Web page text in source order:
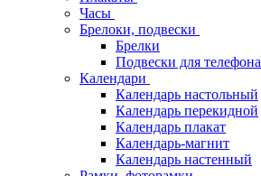
Часы
Брелоки, подвески
Брелки
Подвески для телефона
Календари
Календарь настольный
Календарь перекидной
Календарь плакат
Календарь-магнит
Календарь настенный